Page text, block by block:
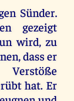
Sünder.
gezeigt
wird, zu
dass er
Verstöße
hat. Er